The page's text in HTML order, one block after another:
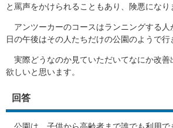
と罵声をかけられることもあり、険悪になり
アンツーカーのコースはランニングする人
日の午後はその人たちだけの公園のようで行
実際どうなのか見ていただいてなにか改善
欲しいと思います。
回答